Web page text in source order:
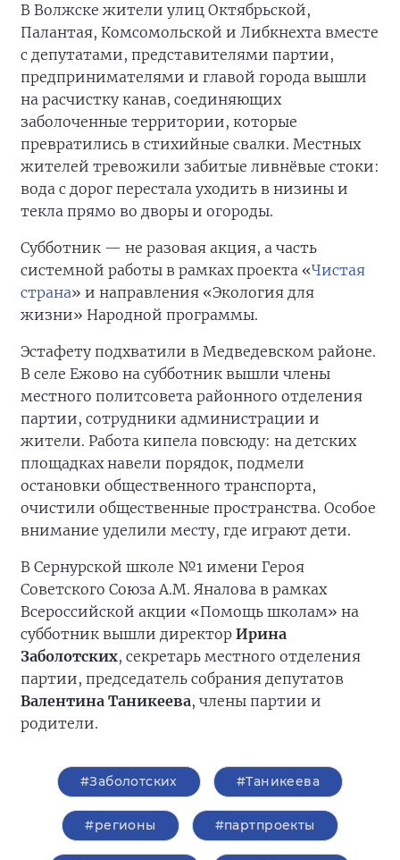
В Волжске жители улиц Октябрьской,
Палантая, Комсомольской и Либкнехта вместе
с депутатами, представителями партии,
предпринимателями и главой города вышли
на расчистку канав, соединяющих
заболоченные территории, которые
превратились в стихийные свалки. Местных
жителей тревожили забитые ливнёвые стоки:
вода с дорог перестала уходить в низины и
текла прямо во дворы и огороды.
Субботник — не разовая акция, а часть
системной работы в рамках проекта «Чистая
страна» и направления «Экология для
жизни» Народной программы.
Эстафету подхватили в Медведевском районе.
В селе Ежово на субботник вышли члены
местного политсовета районного отделения
партии, сотрудники администрации и
жители. Работа кипела повсюду: на детских
площадках навели порядок, подмели
остановки общественного транспорта,
очистили общественные пространства. Особое
внимание уделили месту, где играют дети.
В Сернурской школе №1 имени Героя
Советского Союза А.М. Яналова в рамках
Всероссийской акции «Помощь школам» на
субботник вышли директор Ирина
Заболотских, секретарь местного отделения
партии, председатель собрания депутатов
Валентина Таникеева, члены партии и
родители.
#Заболотских #Таникеева
#регионы #партпроекты